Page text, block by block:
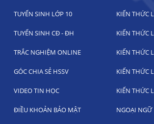
TUYỂN SINH LỚP 10 KIẾN THỨC
TUYỂN SINH CĐ - ĐH KIẾN THỨC
TRẮC NGHIỆM ONLINE KIẾN THỨC
GÓC CHIA SẺ HSSV KIẾN THỨC
VIDEO TIN HỌC KIẾN THỨC
ĐIỀU KHOẢN BẢO MẬT NGOẠI NGỮ